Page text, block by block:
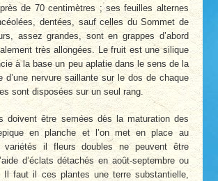
de 70 centimètres ; ses feuilles alternes
dentées, sauf celles du Sommet de
assez grandes, sont en grappes d’abord
très allongées. Le fruit est une silique
à la base un peu aplatie dans le sens de la
d’une nervure saillante sur le dos de chaque
sont disposées sur un seul rang.
doivent être semées dès la maturation des
en planche et l’on met en place au
variétés il fleurs doubles ne peuvent être
d’éclats détachés en août-septembre ou
Il faut il ces plantes une terre substantielle,